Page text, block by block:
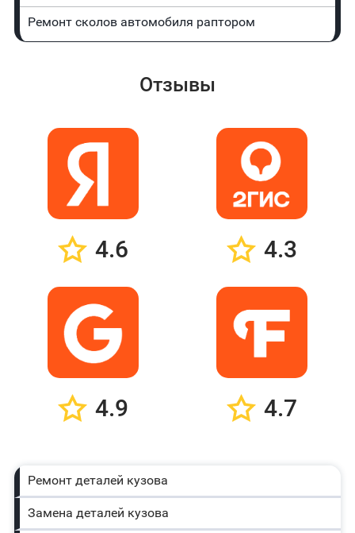
Ремонт сколов автомобиля раптором
Отзывы
4.6 4.3
4.9 4.7
Ремонт деталей кузова
Замена деталей кузова